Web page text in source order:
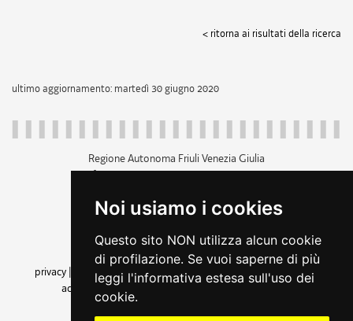
Noi usiamo i cookies
Questo sito NON utilizza alcun cookie
di profilazione. Se vuoi saperne di più
leggi l'informativa estesa sull'uso dei
cookie.
< ritorna ai risultati della ricerca
ultimo aggiornamento: martedì 30 giugno 2020
Regione Autonoma Friuli Venezia Giulia
c.f. 80014930327; p.iva 00526040324
+39 040 3771111
amministrazione trasparente
privacy | cookie |note legali accessibilità
dichiarazione di
accessibilità| feedback
cambio preferenze cookie